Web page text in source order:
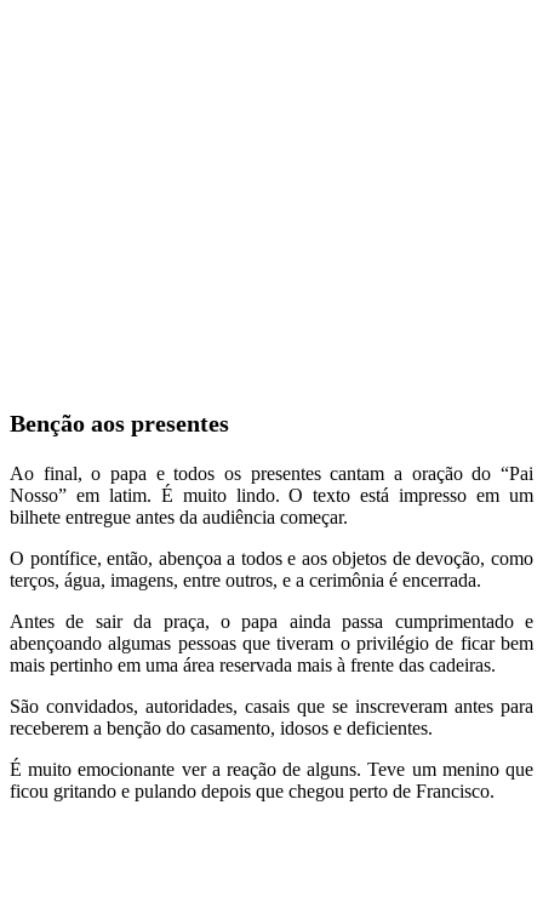
Benção aos presentes
Ao final, o papa e todos os presentes cantam a oração do “Pai
Nosso” em latim. É muito lindo. O texto está impresso em um
bilhete entregue antes da audiência começar.
O pontífice, então, abençoa a todos e aos objetos de devoção, como
terços, água, imagens, entre outros, e a cerimônia é encerrada.
Antes de sair da praça, o papa ainda passa cumprimentado e
abençoando algumas pessoas que tiveram o privilégio de ficar bem
mais pertinho em uma área reservada mais à frente das cadeiras.
São convidados, autoridades, casais que se inscreveram antes para
receberem a benção do casamento, idosos e deficientes.
É muito emocionante ver a reação de alguns. Teve um menino que
ficou gritando e pulando depois que chegou perto de Francisco.